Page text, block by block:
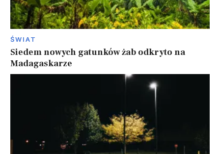
ŚWIAT
Siedem nowych gatunków żab odkryto na
Madagaskarze